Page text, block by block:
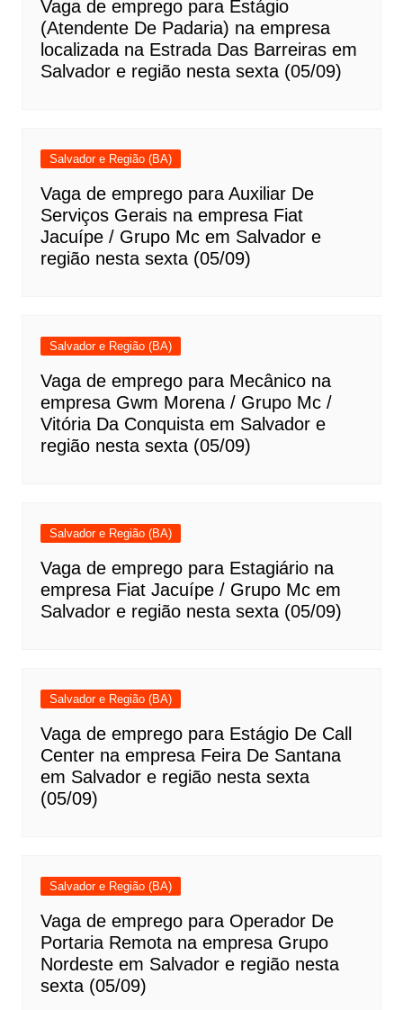
Vaga de emprego para Estágio
(Atendente De Padaria) na empresa
localizada na Estrada Das Barreiras em
Salvador e região nesta sexta (05/09)
Salvador e Região (BA)
Vaga de emprego para Auxiliar De
Serviços Gerais na empresa Fiat
Jacuípe / Grupo Mc em Salvador e
região nesta sexta (05/09)
Salvador e Região (BA)
Vaga de emprego para Mecânico na
empresa Gwm Morena / Grupo Mc /
Vitória Da Conquista em Salvador e
região nesta sexta (05/09)
Salvador e Região (BA)
Vaga de emprego para Estagiário na
empresa Fiat Jacuípe / Grupo Mc em
Salvador e região nesta sexta (05/09)
Salvador e Região (BA)
Vaga de emprego para Estágio De Call
Center na empresa Feira De Santana
em Salvador e região nesta sexta
(05/09)
Salvador e Região (BA)
Vaga de emprego para Operador De
Portaria Remota na empresa Grupo
Nordeste em Salvador e região nesta
sexta (05/09)